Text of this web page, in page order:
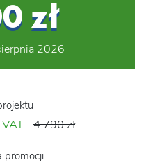
zł
2026
4 790 zł
promocji